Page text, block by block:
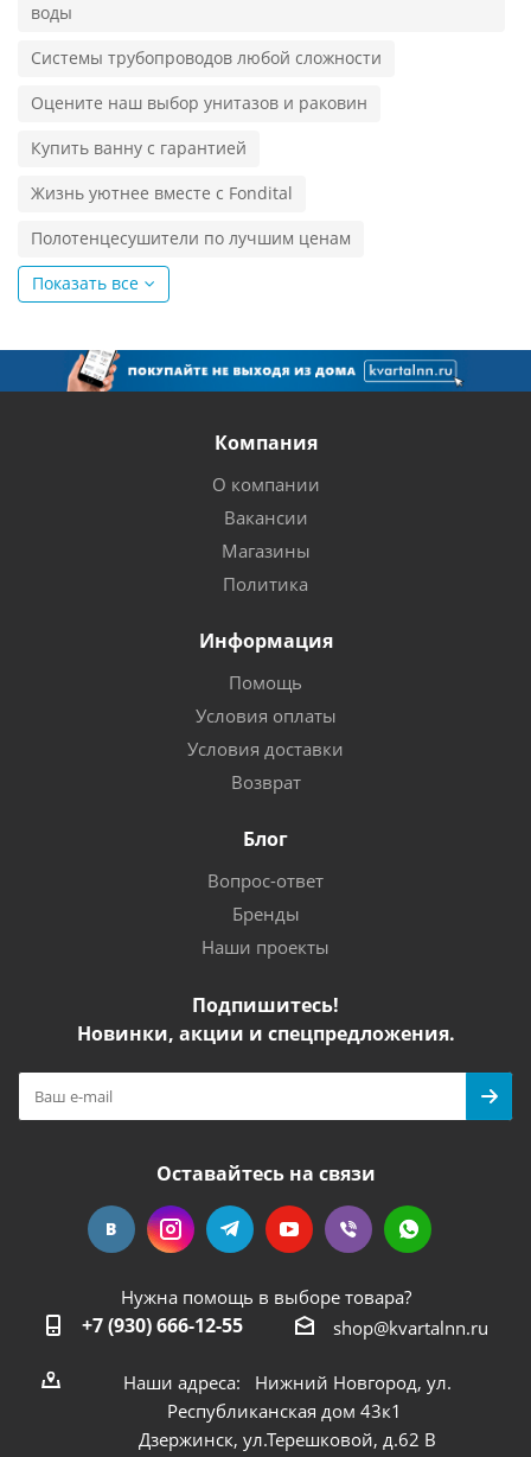
воды
Системы трубопроводов любой сложности
Оцените наш выбор унитазов и раковин
Купить ванну с гарантией
Жизнь уютнее вместе с Fondital
Полотенцесушители по лучшим ценам
Показать все
Компания
О компании
Вакансии
Магазины
Политика
Информация
Помощь
Условия оплаты
Условия доставки
Возврат
Блог
Вопрос-ответ
Бренды
Наши проекты
Подпишитесь!
Новинки, акции и спецпредложения.
Оставайтесь на связи
Нужна помощь в выборе товара?
+7 (930) 666-12-55 shop@kvartalnn.ru
Наши адреса: Нижний Новгород, ул.
Республиканская дом 43к1
Дзержинск, ул.Терешковой, д.62 В